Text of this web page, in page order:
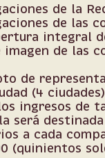
de la
de las
integral
imagen de las
de
(4 ciudades)
ingresos de
será
a cada
(quinientos